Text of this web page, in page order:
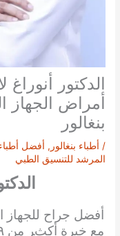
الدكتور أنوراغ
أمراض الجهاز
بنغالور
/ أطباء بنغالور , أفضل أطباء
المرشد للتنسيق الطبي
أفضل جراح للجهاز